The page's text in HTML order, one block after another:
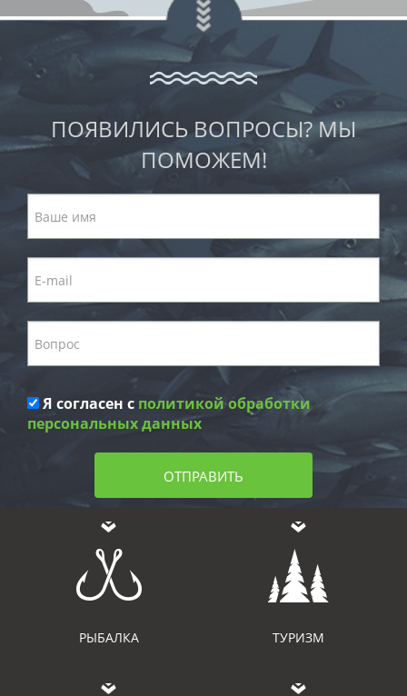
ПОЯВИЛИСЬ ВОПРОСЫ? МЫ
ПОМОЖЕМ!
Я согласен с политикой обработки
персональных данных
ОТПРАВИТЬ
РЫБАЛКА ТУРИЗМ